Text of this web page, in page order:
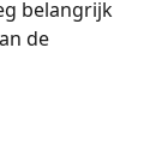
belangrijk
de